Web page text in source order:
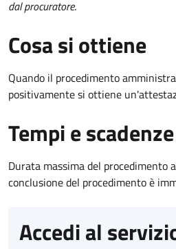
dal procuratore.
Cosa si ottiene
Quando il procedimento
positivamente si ottiene
Tempi e scadenze
Durata massima del procedimento
conclusione del procedimento è
Accedi al